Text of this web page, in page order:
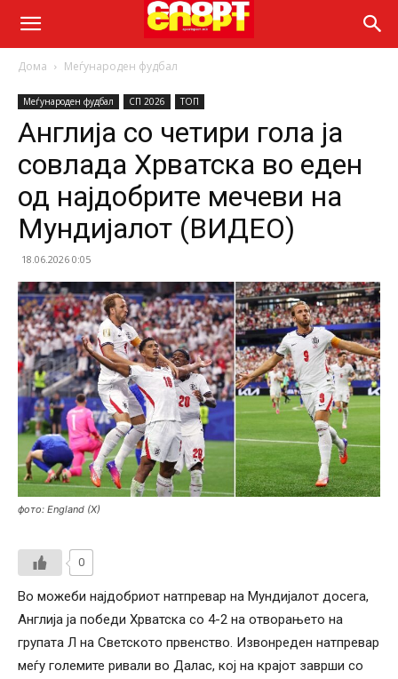
Дома Меѓународен фудбал
Меѓународен фудбал СП 2026 ТОП
Англија со четири гола ја
совлада Хрватска во еден
од најдобрите мечеви на
Мундијалот (ВИДЕО)
18.06.2026 0:05
фото: England (X)
0
Во можеби најдобриот натпревар на Мундијалот досега,
Англија ја победи Хрватска со 4-2 на отворањето на
групата Л на Светското првенство. Извонреден натпревар
меѓу големите ривали во Далас, кој на крајот заврши со